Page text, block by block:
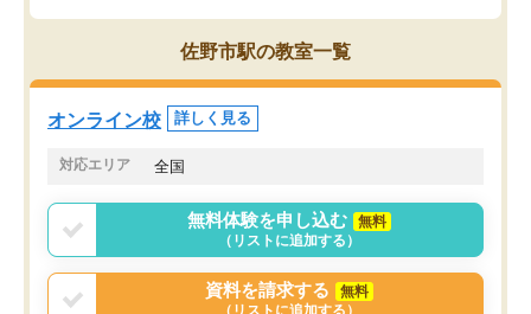
佐野市駅の教室一覧
オンライン校 詳しく見る
対応エリア 全国
無料体験を申し込む
無料
（リストに追加する）
資料を請求する
無料
（リストに追加する）